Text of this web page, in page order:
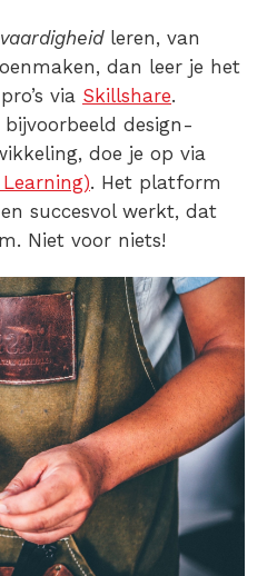
vaardigheidleren, van
dan leer je het
via Skillshare.
bijvoorbeeld design-
doe je op via
. Het platform
succesvol werkt, dat
Niet voor niets!